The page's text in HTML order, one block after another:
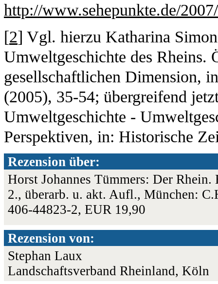
http://www.sehepunkte.de/
[2] Vgl. hierzu Katharina
Umweltgeschichte des
gesellschaftlichen Dimension,
(2005), 35-54; übergreifend
Umweltgeschichte -
Perspektiven, in: Historische
Rezension über:
Horst Johannes Tümmers: Der
2., überarb. u. akt. Aufl., München:
406-44823-2, EUR 19,90
Rezension von:
Stephan Laux
Landschaftsverband Rheinland, Köln